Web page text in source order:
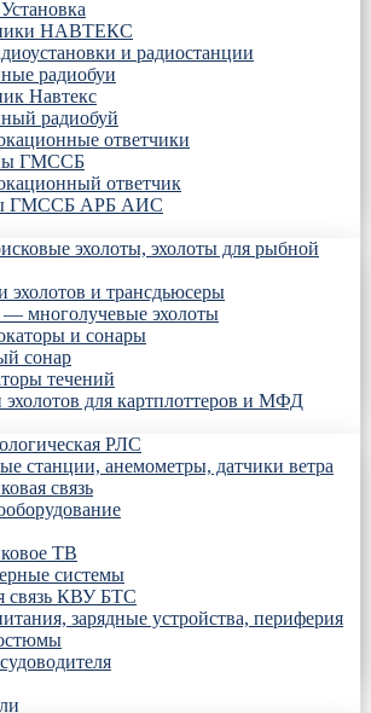
НАВТЕКС
и радиостанции
радиобуи
Навтекс
радиобуй
ответчики
ГМССБ
ответчик
ГМССБ АРБ АИС
эхолоты, эхолоты для рыбной
эхолотов и трансдьюсеры
— многолучевые эхолоты
и сонары
сонар
течений
для картплоттеров и МФД
РЛС
станции, анемометры, датчики ветра
связь
ТВ
системы
связь КВУ БТС
зарядные устройства, периферия